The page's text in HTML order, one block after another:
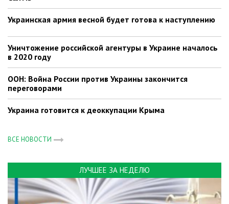
Украинская армия весной будет готова к наступлению
Уничтожение российской агентуры в Украине началось
в 2020 году
ООН: Война России против Украины закончится
переговорами
Украина готовится к деоккупации Крыма
ВСЕ НОВОСТИ
ЛУЧШЕЕ ЗА НЕДЕЛЮ